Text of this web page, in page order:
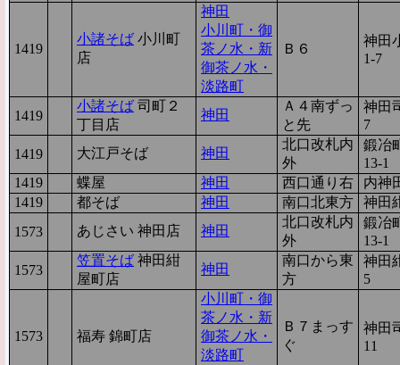
1419
小諸そば 小川町
店
神田
小川町・御
茶ノ水・新
御茶ノ水・
淡路町
Ｂ６
神田
1-7
1419
小諸そば 司町２
丁目店
神田
Ａ４南ずっ
と先
神田
7
1419
大江戸そば 神田
北口改札内
外
鍛冶
13-1
1419
蝶屋 神田 西口通り右
内神
1419
都そば 神田 南口北東方
神田
1573
あじさい 神田店 神田
北口改札内
外
鍛冶
13-1
1573
笠置そば 神田紺
屋町店
神田
南口から東
方
神田
5
1573 福寿 錦町店
小川町・御
茶ノ水・新
御茶ノ水・
淡路町
Ｂ７まっす
ぐ
神田
11